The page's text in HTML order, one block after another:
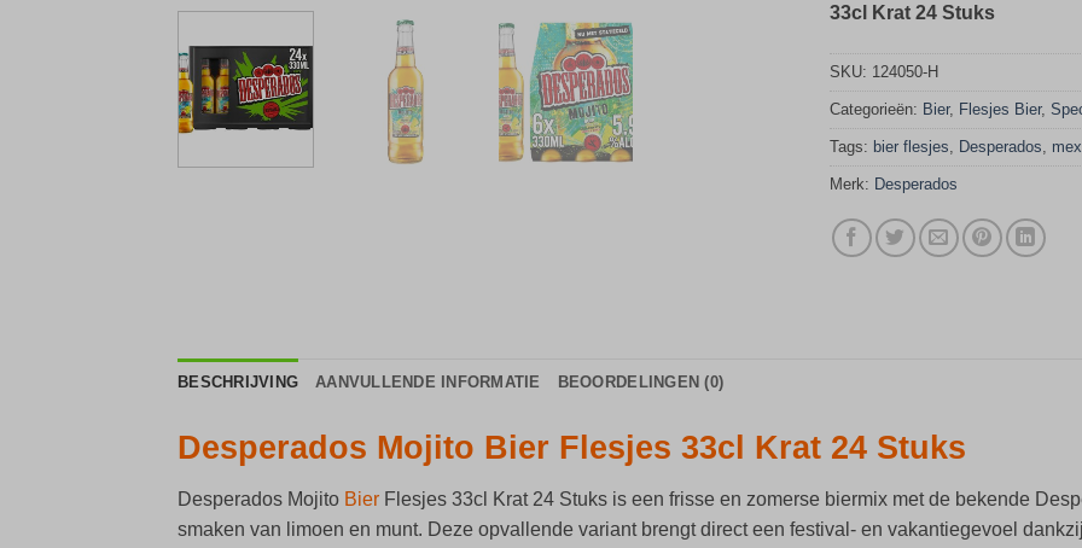
33cl Krat 24 Stuks
SKU: 124050-H
Categorieën: Bier, Flesjes Bier,
Tags: bier flesjes Desperados
Merk: Desperados
BESCHRIJVING AANVULLENDE INFORMATIE BEOORDELINGEN (0)
Desperados Mojito Bier Flesjes 33cl Krat 24 Stuks
Desperados Mojito Bier Flesjes 33cl Krat 24 Stuks is een frisse en zomerse biermix met de bekende
smaken van limoen en munt. Deze opvallende variant brengt direct een festival- en vakantiegevoel